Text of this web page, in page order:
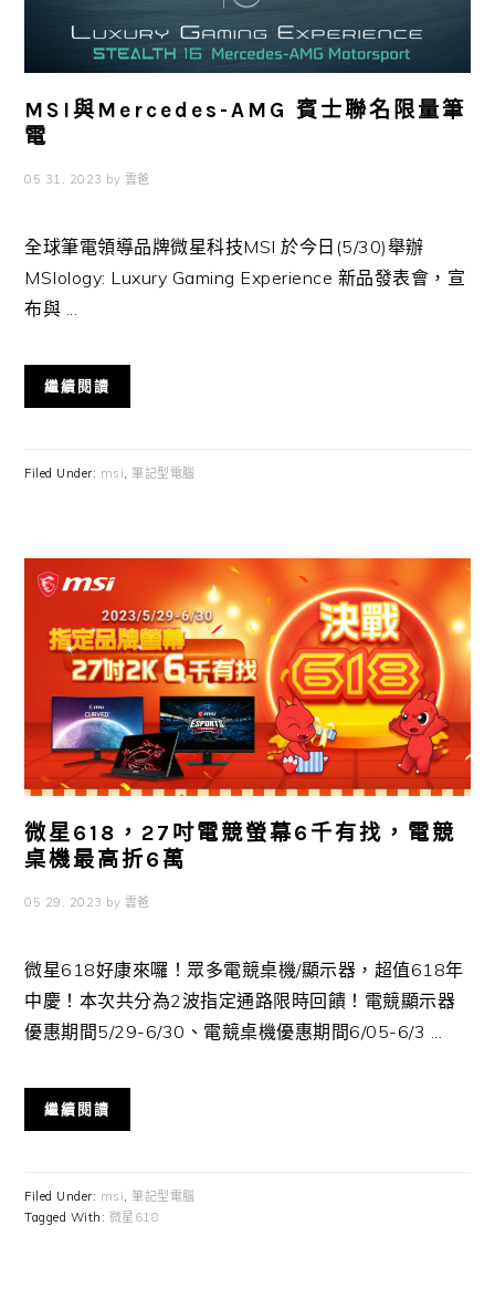
MSI與Mercedes-AMG 賓士聯名限量筆
電
05 31, 2023 by 雲爸
全球筆電領導品牌微星科技MSI 於今日(5/30)舉辦
MSIology: Luxury Gaming Experience 新品發表會，宣
布與 ...
繼續閱讀
Filed Under: msi, 筆記型電腦
微星618，27吋電競螢幕6千有找，電競
桌機最高折6萬
05 29, 2023 by 雲爸
微星618好康來囉！眾多電競桌機/顯示器，超值618年
中慶！本次共分為2波指定通路限時回饋！電競顯示器
優惠期間5/29-6/30、電競桌機優惠期間6/05-6/3 ...
繼續閱讀
Filed Under: msi, 筆記型電腦
Tagged With: 微星618